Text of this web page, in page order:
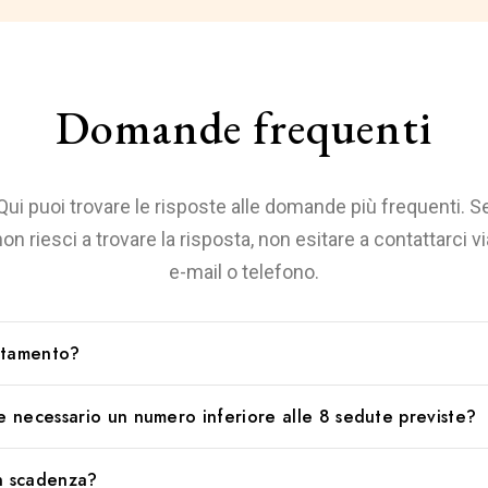
Domande frequenti
puoi trovare le risposte alle domande più frequenti.
riesci a trovare la risposta, non esitare a contattarci
e-mail o telefono.
e alla situazione individuale di ciascun cliente. Poiché
approssimativa di ogni 2-3 mesi, il completamento di un
8 sedute, si stima avvenga generalmente entro un periodo
necessario un numero inferiore alle 8 sedute previste?